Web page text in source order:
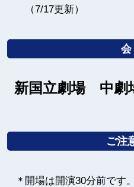
（7/17更新）
会
新国立劇場 中劇
ご注
開場は開演30分前です